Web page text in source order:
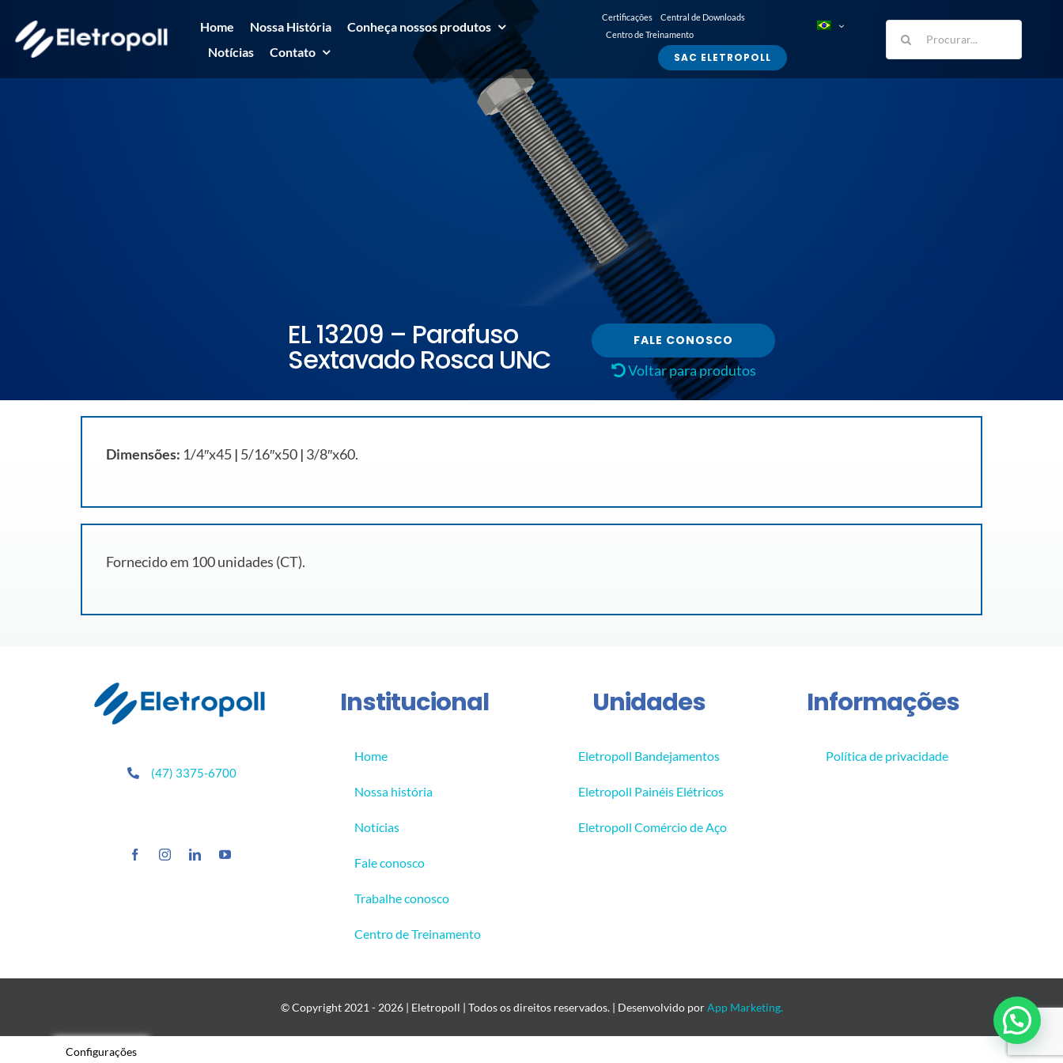
para
Home Nossa História
Conheça nossos produtos
Notícias
Contato
Certificações
Central de Downloads
Centro de Treinamento
SAC ELETROPOLL
Buscar
resultados
para:
EL 13209 – Parafuso
Sextavado Rosca UNC
FALE CONOSCO
Voltar para produtos
Dimensões: 1/4″x45| 5/16″x50| 3/8″x60.
Fornecido em 100 unidades (CT).
(47) 3375-6700
Institucional
Home
Nossa história
Notícias
Fale conosco
Trabalhe conosco
Centro de Treinamento
Unidades
Eletropoll Bandejamentos
Eletropoll Painéis Elétricos
Eletropoll Comércio de Aço
Informações
Política de privacidade
© Copyright 2021 - 2026 | Eletropoll | Todos os direitos reservados. | Desenvolvido porApp Marketing.
Configurações